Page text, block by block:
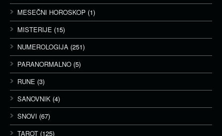
MESEČNI HOROSKOP (1)
MISTERIJE (15)
NUMEROLOGIJA (251)
PARANORMALNO (5)
RUNE (3)
SANOVNIK (4)
SNOVI (67)
TAROT (125)